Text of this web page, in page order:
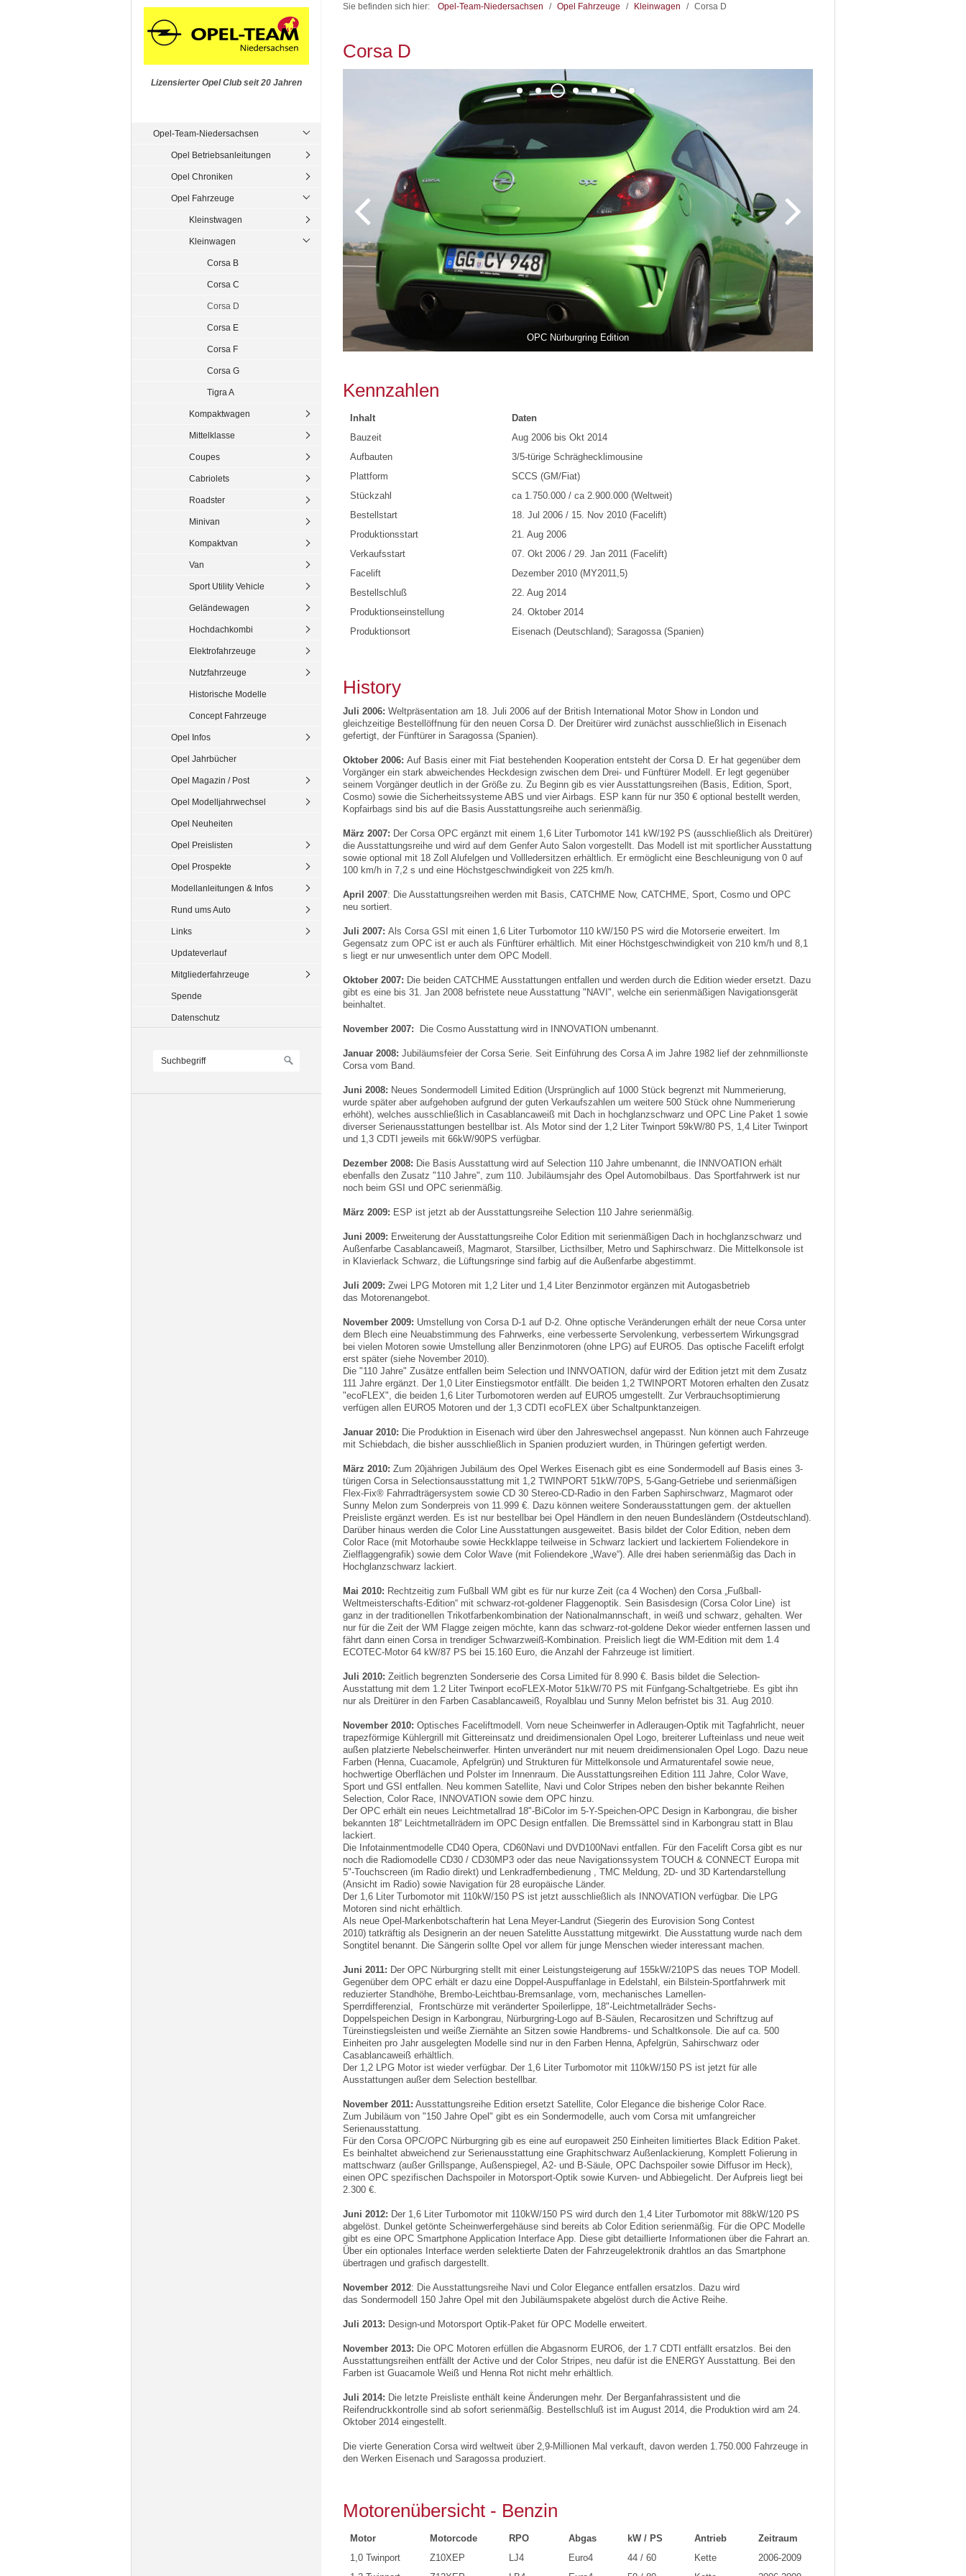
Lizensierter Opel Club seit 20 Jahren
Opel-Team-Niedersachsen
Opel Betriebsanleitungen
Opel Chroniken
Opel Fahrzeuge
Kleinstwagen
Kleinwagen
Corsa B
Corsa C
Corsa D
Corsa E
Corsa F
Corsa G
Tigra A
Kompaktwagen
Mittelklasse
Coupes
Cabriolets
Roadster
Minivan
Kompaktvan
Van
Sport Utility Vehicle
Geländewagen
Hochdachkombi
Elektrofahrzeuge
Nutzfahrzeuge
Historische Modelle
Concept Fahrzeuge
Opel Infos
Opel Jahrbücher
Opel Magazin / Post
Opel Modelljahrwechsel
Opel Neuheiten
Opel Preislisten
Opel Prospekte
Modellanleitungen & Infos
Rund ums Auto
Links
Updateverlauf
Mitgliederfahrzeuge
Spende
Datenschutz
Sie befinden sich hier: Opel-Team-Niedersachsen / Opel Fahrzeuge / Kleinwagen / Corsa D
Corsa D
OPC Nürburgring Edition
Kennzahlen
Inhalt
Daten
Bauzeit
Aug 2006 bis Okt 2014
Aufbauten
3/5-türige Schräghecklimousine
Plattform
SCCS (GM/Fiat)
Stückzahl
ca 1.750.000 / ca 2.900.000 (Weltweit)
Bestellstart
18. Jul 2006 / 15. Nov 2010 (Facelift)
Produktionsstart
21. Aug 2006
Verkaufsstart
07. Okt 2006 / 29. Jan 2011 (Facelift)
Facelift
Dezember 2010 (MY2011,5)
Bestellschluß
22. Aug 2014
Produktionseinstellung
24. Oktober 2014
Produktionsort
Eisenach (Deutschland); Saragossa (Spanien)
History
Juli 2006:Weltpräsentation am 18. Juli 2006 auf der British International Motor Show in London und
gleichzeitige Bestellöffnung für den neuen Corsa D. Der Dreitürer wird zunächst ausschließlich in Eisenach
gefertigt, der Fünftürer in Saragossa (Spanien).
Oktober 2006: Auf Basis einer mit Fiat bestehenden Kooperation entsteht der Corsa D. Er hat gegenüber dem
Vorgänger ein stark abweichendes Heckdesign zwischen dem Drei- und Fünftürer Modell. Er legt gegenüber
seinem Vorgänger deutlich in der Größe zu. Zu Beginn gib es vier Ausstattungsreihen (Basis, Edition, Sport,
Cosmo) sowie die Sicherheitssysteme ABS und vier Airbags. ESP kann für nur 350 € optional bestellt werden,
Kopfairbags sind bis auf die Basis Ausstattungsreihe auch serienmäßig.
März 2007: Der Corsa OPC ergänzt mit einem 1,6 Liter Turbomotor 141 kW/192 PS (ausschließlich als Dreitürer)
die Ausstattungsreihe und wird auf dem Genfer Auto Salon vorgestellt. Das Modell ist mit sportlicher Ausstattung
sowie optional mit 18 Zoll Alufelgen und Vollledersitzen erhältlich. Er ermöglicht eine Beschleunigung von 0 auf
100 km/h in 7,2 s und eine Höchstgeschwindigkeit von 225 km/h.
April 2007: Die Ausstattungsreihen werden mit Basis, CATCHME Now, CATCHME, Sport, Cosmo und OPC
neu sortiert.
Juli 2007: Als Corsa GSI mit einen 1,6 Liter Turbomotor 110 kW/150 PS wird die Motorserie erweitert. Im
Gegensatz zum OPC ist er auch als Fünftürer erhältlich. Mit einer Höchstgeschwindigkeit von 210 km/h und 8,1
s liegt er nur unwesentlich unter dem OPC Modell.
Oktober 2007: Die beiden CATCHME Ausstattungen entfallen und werden durch die Edition wieder ersetzt. Dazu
gibt es eine bis 31. Jan 2008 befristete neue Ausstattung "NAVI", welche ein serienmäßigen Navigationsgerät
beinhaltet.
November 2007: Die Cosmo Ausstattung wird in INNOVATION umbenannt.
Januar 2008: Jubiläumsfeier der Corsa Serie. Seit Einführung des Corsa A im Jahre 1982 lief der zehnmillionste
Corsa vom Band.
Juni 2008: Neues Sondermodell Limited Edition (Ursprünglich auf 1000 Stück begrenzt mit Nummerierung,
wurde später aber aufgehoben aufgrund der guten Verkaufszahlen um weitere 500 Stück ohne Nummerierung
erhöht), welches ausschließlich in Casablancaweiß mit Dach in hochglanzschwarz und OPC Line Paket 1 sowie
diverser Serienausstattungen bestellbar ist. Als Motor sind der 1,2 Liter Twinport 59kW/80 PS, 1,4 Liter Twinport
und 1,3 CDTI jeweils mit 66kW/90PS verfügbar.
Dezember 2008: Die Basis Ausstattung wird auf Selection 110 Jahre umbenannt, die INNVOATION erhält
ebenfalls den Zusatz "110 Jahre", zum 110. Jubiläumsjahr des Opel Automobilbaus. Das Sportfahrwerk ist nur
noch beim GSI und OPC serienmäßig.
März 2009: ESP ist jetzt ab der Ausstattungsreihe Selection 110 Jahre serienmäßig.
Juni 2009: Erweiterung der Ausstattungsreihe Color Edition mit serienmäßigen Dach in hochglanzschwarz und
Außenfarbe Casablancaweiß, Magmarot, Starsilber, Licthsilber, Metro und Saphirschwarz. Die Mittelkonsole ist
in Klavierlack Schwarz, die Lüftungsringe sind farbig auf die Außenfarbe abgestimmt.
Juli 2009: Zwei LPG Motoren mit 1,2 Liter und 1,4 Liter Benzinmotor ergänzen mit Autogasbetrieb
das Motorenangebot.
November 2009: Umstellung von Corsa D-1 auf D-2. Ohne optische Veränderungen erhält der neue Corsa unter
dem Blech eine Neuabstimmung des Fahrwerks, eine verbesserte Servolenkung, verbessertem Wirkungsgrad
bei vielen Motoren sowie Umstellung aller Benzinmotoren (ohne LPG) auf EURO5. Das optische Facelift erfolgt
erst später (siehe November 2010).
Die "110 Jahre" Zusätze entfallen beim Selection und INNVOATION, dafür wird der Edition jetzt mit dem Zusatz
111 Jahre ergänzt. Der 1,0 Liter Einstiegsmotor entfällt. Die beiden 1,2 TWINPORT Motoren erhalten den Zusatz
"ecoFLEX", die beiden 1,6 Liter Turbomotoren werden auf EURO5 umgestellt. Zur Verbrauchsoptimierung
verfügen allen EURO5 Motoren und der 1,3 CDTI ecoFLEX über Schaltpunktanzeigen.
Januar 2010: Die Produktion in Eisenach wird über den Jahreswechsel angepasst. Nun können auch Fahrzeuge
mit Schiebdach, die bisher ausschließlich in Spanien produziert wurden, in Thüringen gefertigt werden.
März 2010: Zum 20jährigen Jubiläum des Opel Werkes Eisenach gibt es eine Sondermodell auf Basis eines 3-
türigen Corsa in Selectionsausstattung mit 1,2 TWINPORT 51kW/70PS, 5-Gang-Getriebe und serienmäßigen
Flex-Fix® Fahrradträgersystem sowie CD 30 Stereo-CD-Radio in den Farben Saphirschwarz, Magmarot oder
Sunny Melon zum Sonderpreis von 11.999 €. Dazu können weitere Sonderausstattungen gem. der aktuellen
Preisliste ergänzt werden. Es ist nur bestellbar bei Opel Händlern in den neuen Bundesländern (Ostdeutschland).
Darüber hinaus werden die Color Line Ausstattungen ausgeweitet. Basis bildet der Color Edition, neben dem
Color Race (mit Motorhaube sowie Heckklappe teilweise in Schwarz lackiert und lackiertem Foliendekore in
Zielflaggengrafik) sowie dem Color Wave (mit Foliendekore „Wave“). Alle drei haben serienmäßig das Dach in
Hochglanzschwarz lackiert.
Mai 2010: Rechtzeitig zum Fußball WM gibt es für nur kurze Zeit (ca 4 Wochen) den Corsa „Fußball-
Weltmeisterschafts-Edition“ mit schwarz-rot-goldener Flaggenoptik. Sein Basisdesign (Corsa Color Line) ist
ganz in der traditionellen Trikotfarbenkombination der Nationalmannschaft, in weiß und schwarz, gehalten. Wer
nur für die Zeit der WM Flagge zeigen möchte, kann das schwarz-rot-goldene Dekor wieder entfernen lassen und
fährt dann einen Corsa in trendiger Schwarzweiß-Kombination. Preislich liegt die WM-Edition mit dem 1.4
ECOTEC-Motor 64 kW/87 PS bei 15.160 Euro, die Anzahl der Fahrzeuge ist limitiert.
Juli 2010: Zeitlich begrenzten Sonderserie des Corsa Limited für 8.990 €. Basis bildet die Selection-
Ausstattung mit dem 1.2 Liter Twinport ecoFLEX-Motor 51kW/70 PS mit Fünfgang-Schaltgetriebe. Es gibt ihn
nur als Dreitürer in den Farben Casablancaweiß, Royalblau und Sunny Melon befristet bis 31. Aug 2010.
November 2010: Optisches Faceliftmodell. Vorn neue Scheinwerfer in Adleraugen-Optik mit Tagfahrlicht, neuer
trapezförmige Kühlergrill mit Gittereinsatz und dreidimensionalen Opel Logo, breiterer Lufteinlass und neue weit
außen platzierte Nebelscheinwerfer. Hinten unverändert nur mit neuem dreidimensionalen Opel Logo. Dazu neue
Farben (Henna, Cuacamole, Apfelgrün) und Strukturen für Mittelkonsole und Armaturentafel sowie neue,
hochwertige Oberflächen und Polster im Innenraum. Die Ausstattungsreihen Edition 111 Jahre, Color Wave,
Sport und GSI entfallen. Neu kommen Satellite, Navi und Color Stripes neben den bisher bekannte Reihen
Selection, Color Race, INNOVATION sowie dem OPC hinzu.
Der OPC erhält ein neues Leichtmetallrad 18"-BiColor im 5-Y-Speichen-OPC Design in Karbongrau, die bisher
bekannten 18“ Leichtmetallrädern im OPC Design entfallen. Die Bremssättel sind in Karbongrau statt in Blau
lackiert.
Die Infotainmentmodelle CD40 Opera, CD60Navi und DVD100Navi entfallen. Für den Facelift Corsa gibt es nur
noch die Radiomodelle CD30 / CD30MP3 oder das neue Navigationssystem TOUCH & CONNECT Europa mit
5"-Touchscreen (im Radio direkt) und Lenkradfernbedienung , TMC Meldung, 2D- und 3D Kartendarstellung
(Ansicht im Radio) sowie Navigation für 28 europäische Länder.
Der 1,6 Liter Turbomotor mit 110kW/150 PS ist jetzt ausschließlich als INNOVATION verfügbar. Die LPG
Motoren sind nicht erhältlich.
Als neue Opel-Markenbotschafterin hat Lena Meyer-Landrut (Siegerin des Eurovision Song Contest
2010) tatkräftig als Designerin an der neuen Satelitte Ausstattung mitgewirkt. Die Ausstattung wurde nach dem
Songtitel benannt. Die Sängerin sollte Opel vor allem für junge Menschen wieder interessant machen.
Juni 2011: Der OPC Nürburgring stellt mit einer Leistungsteigerung auf 155kW/210PS das neues TOP Modell.
Gegenüber dem OPC erhält er dazu eine Doppel-Auspuffanlage in Edelstahl, ein Bilstein-Sportfahrwerk mit
reduzierter Standhöhe, Brembo-Leichtbau-Bremsanlage, vorn, mechanisches Lamellen-
Sperrdifferenzial, Frontschürze mit veränderter Spoilerlippe, 18"-Leichtmetallräder Sechs-
Doppelspeichen Design in Karbongrau, Nürburgring-Logo auf B-Säulen, Recarositzen und Schriftzug auf
Türeinstiegsleisten und weiße Ziernähte an Sitzen sowie Handbrems- und Schaltkonsole. Die auf ca. 500
Einheiten pro Jahr ausgelegten Modelle sind nur in den Farben Henna, Apfelgrün, Sahirschwarz oder
Casablancaweiß erhältlich.
Der 1,2 LPG Motor ist wieder verfügbar. Der 1,6 Liter Turbomotor mit 110kW/150 PS ist jetzt für alle
Ausstattungen außer dem Selection bestellbar.
November 2011: Ausstattungsreihe Edition ersetzt Satellite, Color Elegance die bisherige Color Race.
Zum Jubiläum von "150 Jahre Opel" gibt es ein Sondermodelle, auch vom Corsa mit umfangreicher
Serienausstattung.
Für den Corsa OPC/OPC Nürburgring gib es eine auf europaweit 250 Einheiten limitiertes Black Edition Paket.
Es beinhaltet abweichend zur Serienausstattung eine Graphitschwarz Außenlackierung, Komplett Folierung in
mattschwarz (außer Grillspange, Außenspiegel, A2- und B-Säule, OPC Dachspoiler sowie Diffusor im Heck),
einen OPC spezifischen Dachspoiler in Motorsport-Optik sowie Kurven- und Abbiegelicht. Der Aufpreis liegt bei
2.300 €.
Juni 2012: Der 1,6 Liter Turbomotor mit 110kW/150 PS wird durch den 1,4 Liter Turbomotor mit 88kW/120 PS
abgelöst. Dunkel getönte Scheinwerfergehäuse sind bereits ab Color Edition serienmäßig. Für die OPC Modelle
gibt es eine OPC Smartphone Application Interface App. Diese gibt detaillierte Informationen über die Fahrart an.
Über ein optionales Interface werden selektierte Daten der Fahrzeugelektronik drahtlos an das Smartphone
übertragen und grafisch dargestellt.
November 2012: Die Ausstattungsreihe Navi und Color Elegance entfallen ersatzlos. Dazu wird
das Sondermodell 150 Jahre Opel mit den Jubiläumspakete abgelöst durch die Active Reihe.
Juli 2013: Design-und Motorsport Optik-Paket für OPC Modelle erweitert.
November 2013: Die OPC Motoren erfüllen die Abgasnorm EURO6, der 1.7 CDTI entfällt ersatzlos. Bei den
Ausstattungsreihen entfällt der Active und der Color Stripes, neu dafür ist die ENERGY Ausstattung. Bei den
Farben ist Guacamole Weiß und Henna Rot nicht mehr erhältlich.
Juli 2014: Die letzte Preisliste enthält keine Änderungen mehr. Der Berganfahrassistent und die
Reifendruckkontrolle sind ab sofort serienmäßig. Bestellschluß ist im August 2014, die Produktion wird am 24.
Oktober 2014 eingestellt.
Die vierte Generation Corsa wird weltweit über 2,9‑Millionen Mal verkauft, davon werden 1.750.000 Fahrzeuge in
den Werken Eisenach und Saragossa produziert.
Motorenübersicht - Benzin
Motor Motorcode RPO Abgas kW / PS Antrieb
Zeitraum
1,0 Twinport
Z10XEP LJ4 Euro4 44 / 60 Kette
2006-2009